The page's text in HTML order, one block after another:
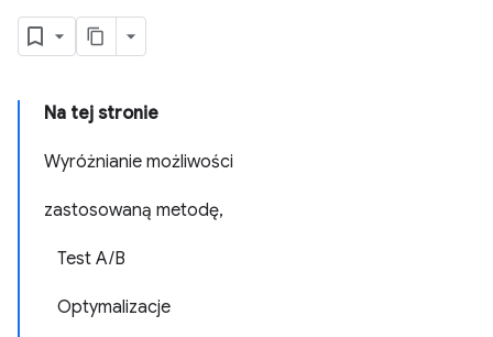
Na tej stronie
Wyróżnianie możliwości
zastosowaną metodę,
Test A/B
Optymalizacje